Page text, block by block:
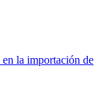
la importación de